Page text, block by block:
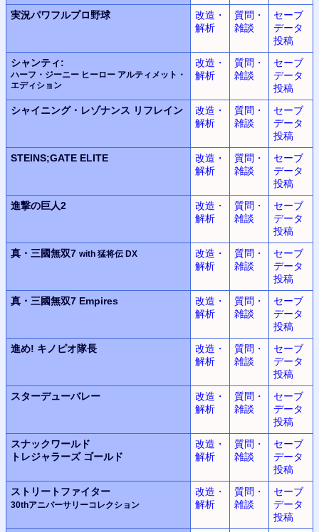
実況パワフルプロ野球
改造・
解析
質問・
雑談
セーブ
データ
投稿
シャンティ:
ハーフ・ジーニー ヒーロー アルティメット・
エディション
改造・
解析
質問・
雑談
セーブ
データ
投稿
シャイニング・レゾナンス リフレイン
改造・
解析
質問・
雑談
セーブ
データ
投稿
STEINS;GATE ELITE
改造・
解析
質問・
雑談
セーブ
データ
投稿
進撃の巨人2
改造・
解析
質問・
雑談
セーブ
データ
投稿
真・三國無双7 with 猛将伝 DX
改造・
解析
質問・
雑談
セーブ
データ
投稿
真・三國無双7 Empires
改造・
解析
質問・
雑談
セーブ
データ
投稿
進め! キノピオ隊長
改造・
解析
質問・
雑談
セーブ
データ
投稿
スターデューバレー
改造・
解析
質問・
雑談
セーブ
データ
投稿
スナックワールド
トレジャラーズ ゴールド
改造・
解析
質問・
雑談
セーブ
データ
投稿
ストリートファイター
30thアニバーサリーコレクション
改造・
解析
質問・
雑談
セーブ
データ
投稿